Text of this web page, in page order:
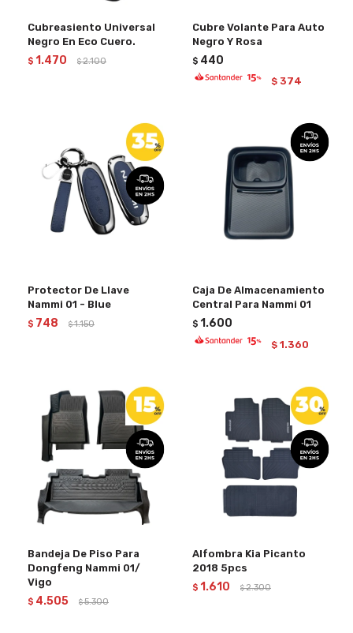
Cubreasiento Universal
Negro En Eco Cuero.
$ 1.470 $ 2.100
Cubre Volante Para Auto
Negro Y Rosa
$ 440
$ 374
Protector De Llave
Nammi 01 - Blue
$ 748 $ 1.150
Caja De Almacenamiento
Central Para Nammi 01
$ 1.600
$ 1.360
Bandeja De Piso Para
Dongfeng Nammi 01/
Vigo
$ 4.505 $ 5.300
Alfombra Kia Picanto
2018 5pcs
$ 1.610 $ 2.300